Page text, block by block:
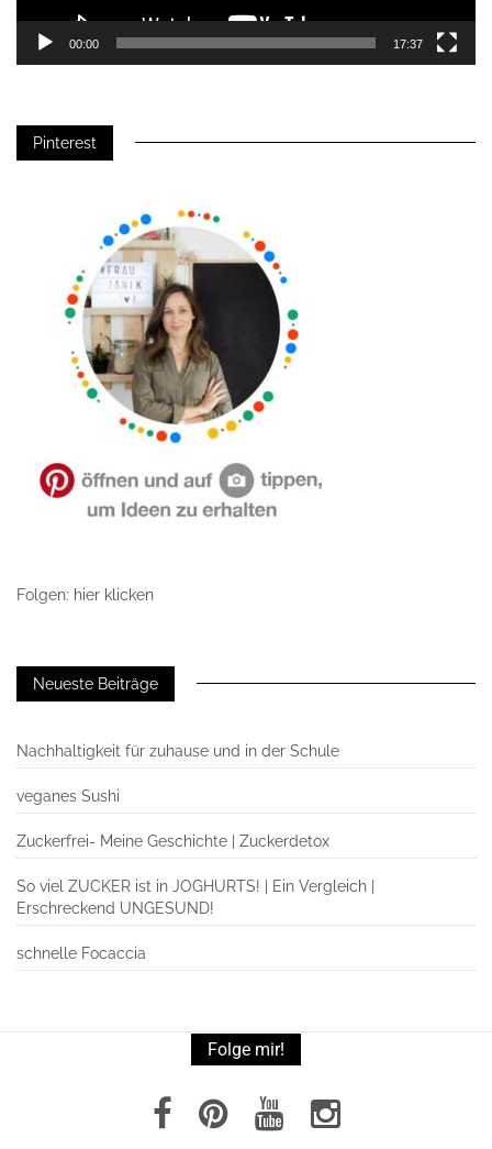
00:00 17:37
Pinterest
Folgen: hier klicken
Neueste Beiträge
Nachhaltigkeit für zuhause und in der Schule
veganes Sushi
Zuckerfrei- Meine Geschichte | Zuckerdetox
So viel ZUCKER ist in JOGHURTS! | Ein Vergleich |
Erschreckend UNGESUND!
schnelle Focaccia
Folge mir!